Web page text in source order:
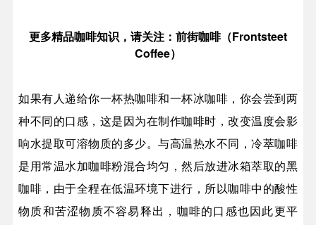
更多精品咖啡知识，请关注：前街咖啡（Frontsteet
Coffee）
如果有人递给你一杯热咖啡和一杯冰咖啡，你会尝到两
种不同的口感，这是因为在制作咖啡时，改变温度会影
响水提取可溶物质的多少。与高温热水不同，冷萃咖啡
是用常温水加咖啡粉混合均匀，然后放进冰箱萃取的黑
咖啡，由于全程在低温环境下进行，所以咖啡中的酸性
物质和苦涩物质不容易释出，咖啡的口感也因此更平